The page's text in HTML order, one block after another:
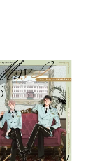
規範